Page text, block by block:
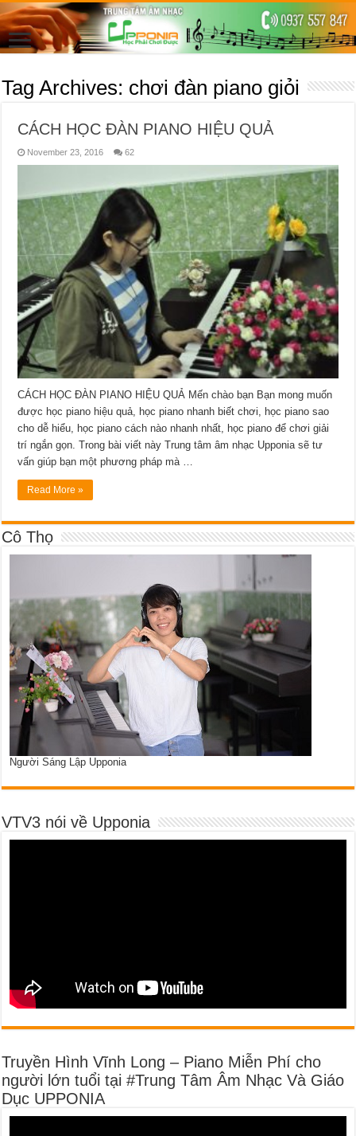
Tag Archives: chơi đàn piano giỏi
CÁCH HỌC ĐÀN PIANO HIỆU QUẢ
November 23, 2016 62
CÁCH HỌC ĐÀN PIANO HIỆU QUẢ Mến chào bạn Bạn mong muốn
được học piano hiệu quả, học piano nhanh biết chơi, học piano sao
cho dễ hiểu, học piano cách nào nhanh nhất, học piano để chơi giải
trí ngắn gọn. Trong bài viết này Trung tâm âm nhạc Upponia sẽ tư
vấn giúp bạn một phương pháp mà …
Read More »
Cô Thọ
Người Sáng Lập Upponia
VTV3 nói về Upponia
Truyền Hình Vĩnh Long – Piano Miễn Phí cho
người lớn tuổi tại #Trung Tâm Âm Nhạc Và Giáo
Dục UPPONIA